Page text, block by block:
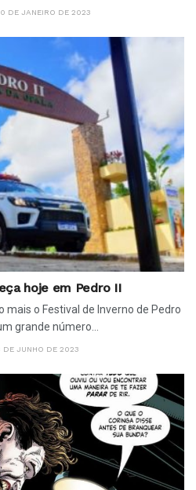
DE JANEIRO DE 2023
hoje em Pedro II
o Festival de Inverno de Pedro
grande número...
DE JUNHO DE 2023